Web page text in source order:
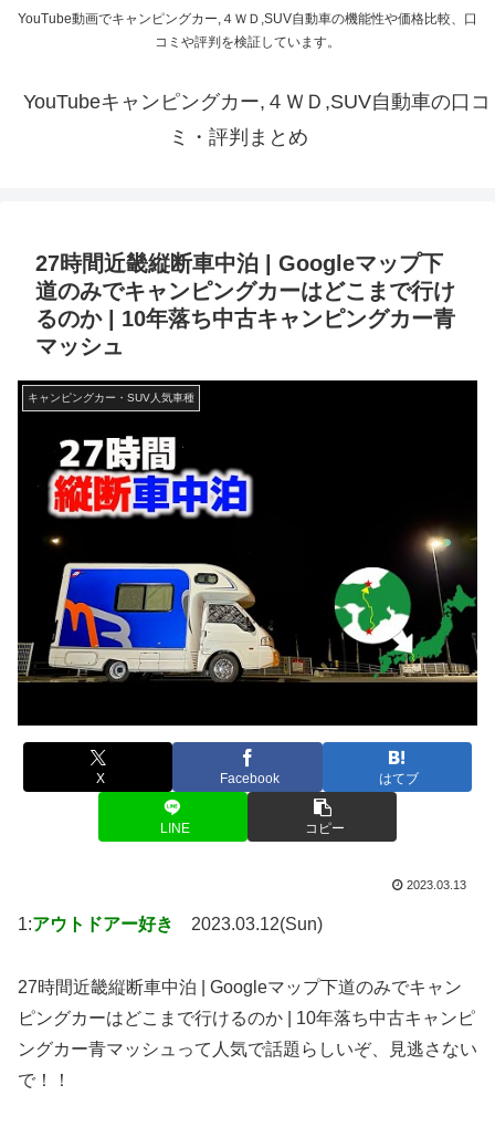
YouTube動画でキャンピングカー,４ＷＤ,SUV自動車の機能性や価格比較、口
コミや評判を検証しています。
YouTubeキャンピングカー,４ＷＤ,SUV自動車の口コ
ミ・評判まとめ
27時間近畿縦断車中泊 | Googleマップ下
道のみでキャンピングカーはどこまで行け
るのか | 10年落ち中古キャンピングカー青
マッシュ
キャンピングカー・SUV人気車種
X Facebook はてブ
LINE コピー
2023.03.13
1:アウトドアー好き 2023.03.12(Sun)
27時間近畿縦断車中泊 | Googleマップ下道のみでキャン
ピングカーはどこまで行けるのか | 10年落ち中古キャンピ
ングカー青マッシュって人気で話題らしいぞ、見逃さない
で！！